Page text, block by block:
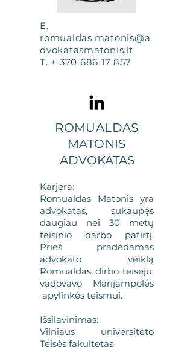
E.
romualdas.matonis@a
dvokatasmatonis.lt
T. + 370 686 17 857
ROMUALDAS
MATONIS
ADVOKATAS
Karjera:
Romualdas Matonis yra
advokatas, sukaupęs
daugiau nei 30 metų
teisinio darbo patirtį.
Prieš pradėdamas
advokato veiklą
Romualdas dirbo teisėju,
vadovavo Marijampolės
apylinkės teismui.
Išsilavinimas:
Vilniaus universiteto
Teisės fakultetas